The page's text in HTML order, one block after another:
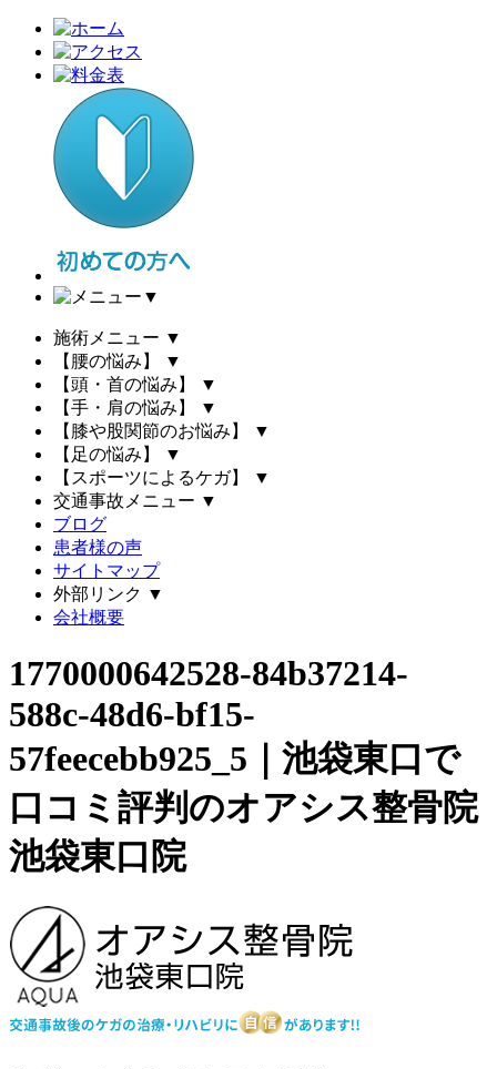
▼
施術メニュー ▼
【腰の悩み】
▼
【頭・首の悩み】
▼
【手・肩の悩み】
▼
【膝や股関節のお悩み】
▼
【足の悩み】
▼
【スポーツによるケガ】
▼
交通事故メニュー ▼
ブログ
患者様の声
サイトマップ
外部リンク ▼
会社概要
1770000642528-84b37214-
588c-48d6-bf15-
57feecebb925_5｜池袋東口で
口コミ評判のオアシス整骨院
池袋東口院